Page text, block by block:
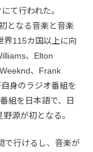
て行われた。
となる音楽と音楽
界115カ国以上に向
、Elton
、Frank
身のラジオ番組を
組を日本語で、日
源が初となる。
で行けるし、音楽が